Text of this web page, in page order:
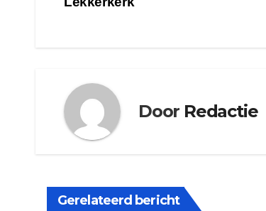
Door Redactie
Gerelateerd bericht